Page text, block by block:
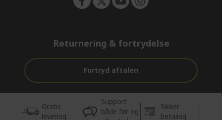
Returnering & fortrydelse
Fortryd aftalen
Gratis
levering
Support
både før og
Sikker
betaling